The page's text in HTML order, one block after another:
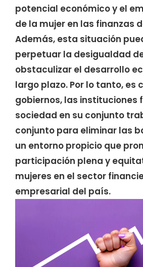
potencial económico y el
de la mujer en las finanzas
Además, esta situación
perpetuar la desigualdad
obstaculizar el desarrollo
largo plazo. Por lo tanto, es
gobiernos, las instituciones
sociedad en su conjunto
conjunto para eliminar las
un entorno propicio que
participación plena y
mujeres en el sector
empresarial del país.